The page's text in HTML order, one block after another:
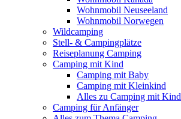
Wohnmobil Neuseeland
Wohnmobil Norwegen
Wildcamping
Stell- & Campingplätze
Reiseplanung Camping
Camping mit Kind
Camping mit Baby
Camping mit Kleinkind
Alles zu Camping mit Kind
Camping für Anfänger